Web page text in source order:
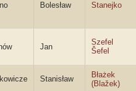
Bolesław Stanejko
Jan
Szefel
Šefel
Stanisław
Błażek
(Blažek)